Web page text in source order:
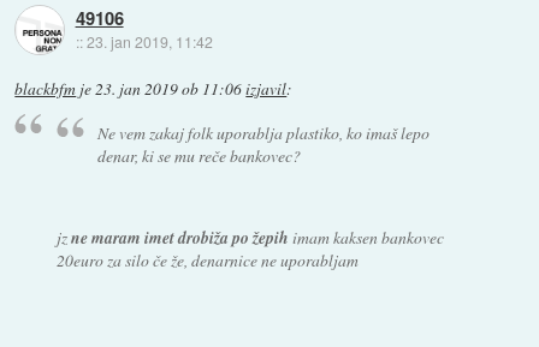
49106
::23. jan 2019, 11:42
blackbfm je23. jan 2019 ob 11:06izjavil:
Ne vem zakaj folk uporablja plastiko, ko imaš lepo
denar, ki se mu reče bankovec?
jzne maram imet drobiža po žepih imam kaksen bankovec
20euro za silo če že, denarnice ne uporabljam